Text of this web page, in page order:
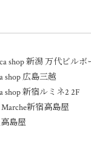
shop 新潟 万代ビルボ
shop 広島三越
shop 新宿ルミネ2 2F
Marche新宿高島屋
島屋